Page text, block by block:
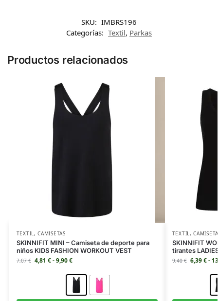
SKU: IMBRS196
Categorías: Textil, Parkas
Productos relacionados
TEXTIL,CAMISETAS
SKINNIFIT MINI – Camiseta de deporte para
niños KIDS FASHION WORKOUT VEST
7,07€ 4,81 €-9,90€
TEXTIL,
SKINNIFIT
tirantes
9,40€ 6,39€-